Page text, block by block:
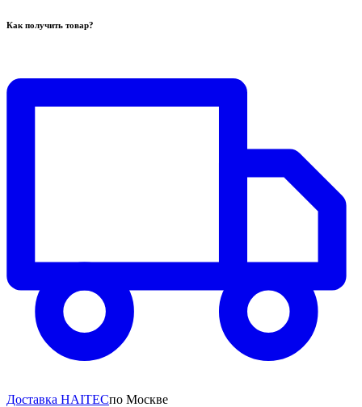
Как получить товар?
Доставка HAITECпо Москве